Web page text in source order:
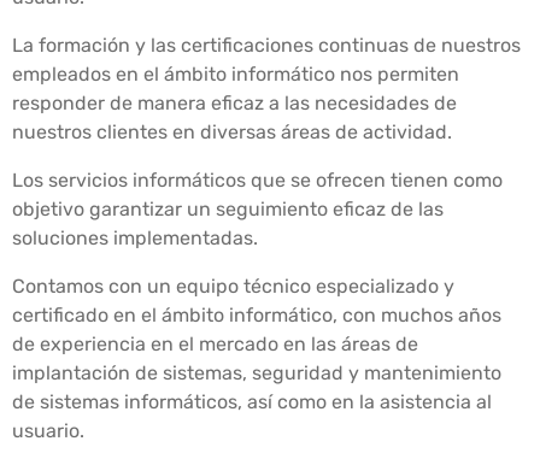
La formación y las certificaciones continuas de nuestros
empleados en el ámbito informático nos permiten
responder de manera eficaz a las necesidades de
nuestros clientes en diversas áreas de actividad.
Los servicios informáticos que se ofrecen tienen como
objetivo garantizar un seguimiento eficaz de las
soluciones implementadas.
Contamos con un equipo técnico especializado y
certificado en el ámbito informático, con muchos años
de experiencia en el mercado en las áreas de
implantación de sistemas, seguridad y mantenimiento
de sistemas informáticos, así como en la asistencia al
usuario.